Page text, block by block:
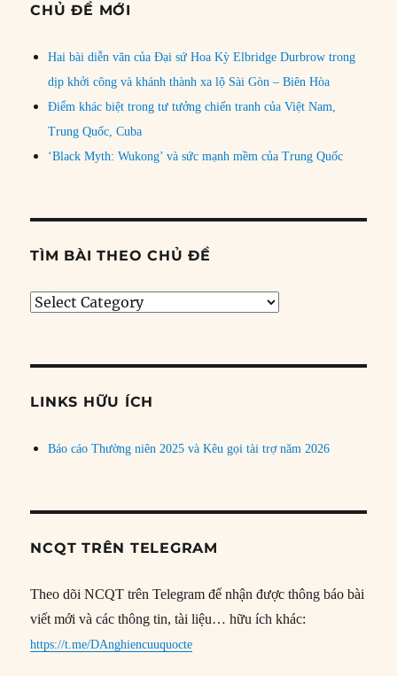
CHỦ ĐỀ MỚI
Hai bài diễn văn của Đại sứ Hoa Kỳ Elbridge Durbrow trong
dịp khởi công và khánh thành xa lộ Sài Gòn – Biên Hòa
Điểm khác biệt trong tư tưởng chiến tranh của Việt Nam,
Trung Quốc, Cuba
‘Black Myth: Wukong’ và sức mạnh mềm của Trung Quốc
TÌM BÀI THEO CHỦ ĐỀ
Tìm
đề
LINKS HỮU ÍCH
Báo cáo Thường niên 2025 và Kêu gọi tài trợ năm 2026
NCQT TRÊN TELEGRAM
Theo dõi NCQT trên Telegram để nhận được thông báo bài
viết mới và các thông tin, tài liệu… hữu ích khác:
https://t.me/DAnghiencuuquocte